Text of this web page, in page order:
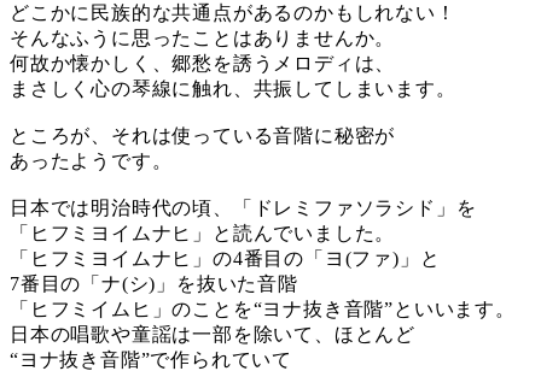
どこかに民族的な共通点があるのかもしれない！
そんなふうに思ったことはありませんか。
何故か懐かしく、郷愁を誘うメロディは、
まさしく心の琴線に触れ、共振してしまいます。
ところが、それは使っている音階に秘密が
あったようです。
日本では明治時代の頃、「ドレミファソラシド」を
「ヒフミヨイムナヒ」と読んでいました。
「ヒフミヨイムナヒ」の4番目の「ヨ(ファ)」と
7番目の「ナ(シ)」を抜いた音階
「ヒフミイムヒ」のことを“ヨナ抜き音階”といいます。
日本の唱歌や童謡は一部を除いて、ほとんど
“ヨナ抜き音階”で作られていて